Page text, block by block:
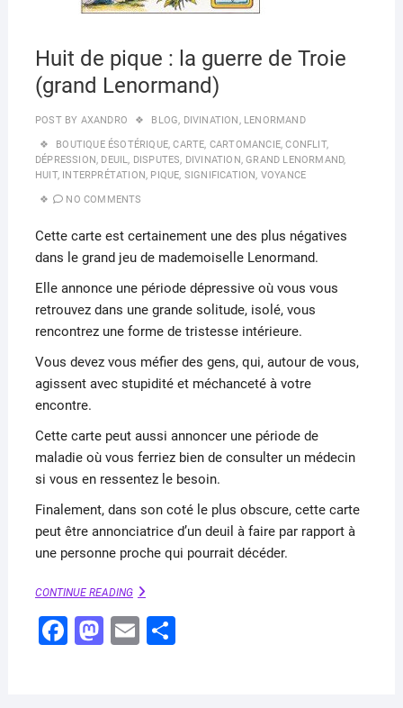
Huit de pique : la guerre de Troie
(grand Lenormand)
POST BY AXANDRO BLOG, DIVINATION, LENORMAND
BOUTIQUE ÉSOTÉRIQUE,CARTE, CARTOMANCIE,CONFLIT,
DÉPRESSION, DEUIL, DISPUTES, DIVINATION,GRAND LENORMAND,
HUIT, INTERPRÉTATION, PIQUE, SIGNIFICATION, VOYANCE
NO COMMENTS
Cette carte est certainement une des plus négatives
dans le grand jeu de mademoiselle Lenormand.
Elle annonce une période dépressive où vous vous
retrouvez dans une grande solitude, isolé, vous
rencontrez une forme de tristesse intérieure.
Vous devez vous méfier des gens, qui, autour de vous,
agissent avec stupidité et méchanceté à votre
encontre.
Cette carte peut aussi annoncer une période de
maladie où vous ferriez bien de consulter un médecin
si vous en ressentez le besoin.
Finalement, dans son coté le plus obscure, cette carte
peut être annonciatrice d’un deuil à faire par rapport à
une personne proche qui pourrait décéder.
CONTINUE READINGHUIT
PIQUE
:
F M E P